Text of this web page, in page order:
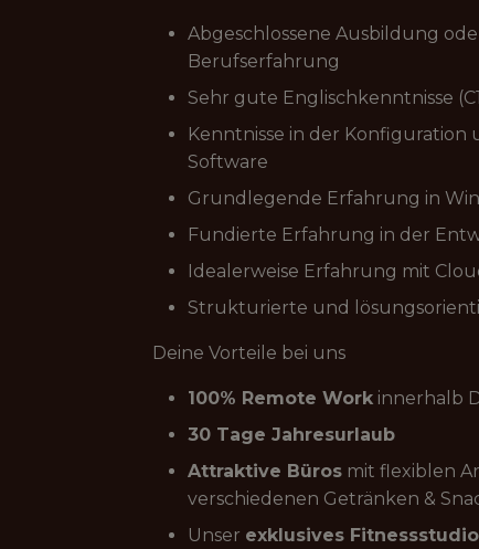
Abgeschlossene Ausbildung
Berufserfahrung
Sehr gute Englischkenntnisse
Kenntnisse in der Konfiguration
Software
Grundlegende Erfahrung in
Fundierte Erfahrung in der
Idealerweise Erfahrung mit
Strukturierte und
Deine Vorteile bei uns
100% Remote Work innerhalb
30 Tage Jahresurlaub
Attraktive Büros mit flexiblen
verschiedenen Getränken &
Unser exklusives Fitnessstudio